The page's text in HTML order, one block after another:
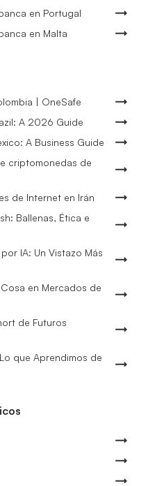
en Portugal
en Malta
| OneSafe
A 2026 Guide
A Business Guide
criptomonedas de
de Internet en Irán
Ballenas, Ética e
IA: Un Vistazo Más
en Mercados de
de Futuros
que Aprendimos de